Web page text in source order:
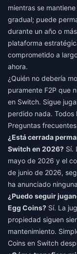
mientras se
gradual; puede
durante un año o
plataforma
comprometido a
ahora.
¿Quién no debería
puramente F2P que
en Switch. Sigue
perdido nada. Todos
Preguntas
¿Está cerrada
Switch en 2026? Sí.
mayo de 2026 y el
de junio de 2026,
ha anunciado
¿Puedo seguir
Egg Coins? Sí. La
propiedad siguen
mantenimiento.
Coins en Switch